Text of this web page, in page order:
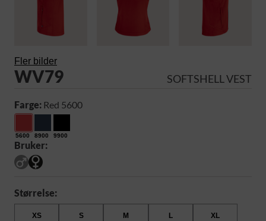
Fler bilder
WV79 SOFTSHELL VEST
Farge: Red 5600
5600 8900 9900
Bruker:
Størrelse:
XS S M L XL